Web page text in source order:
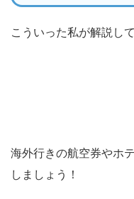
こういった私が解説し
海外行きの航空券やホ
しましょう！